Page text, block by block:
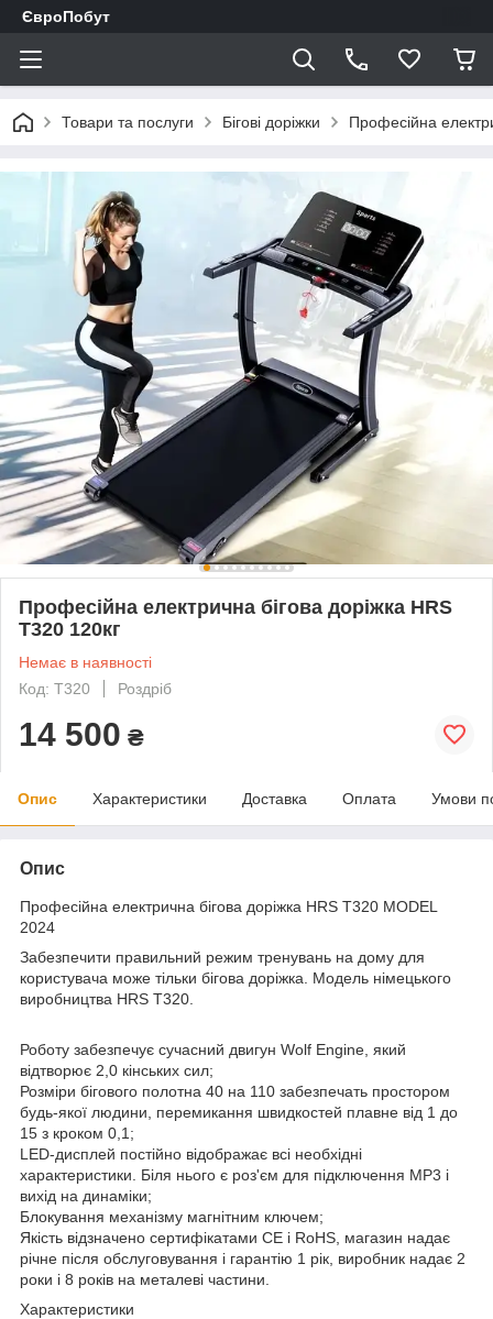
ЄвроПобут
Товари та послуги Бігові доріжки Професійна
Професійна електрична бігова доріжка HRS
T320 120кг
Немає в наявності
Код: T320
Роздріб
14 500 ₴
Опис Характеристики Доставка Оплата Умови
Опис
Професійна електрична бігова доріжка HRS T320 MODEL
2024
Забезпечити правильний режим тренувань на дому для
користувача може тільки бігова доріжка. Модель німецького
виробництва HRS T320.
Роботу забезпечує сучасний двигун Wolf Engine, який
відтворює 2,0 кінських сил;
Розміри бігового полотна 40 на 110 забезпечать простором
будь-якої людини, перемикання швидкостей плавне від 1 до
15 з кроком 0,1;
LED-дисплей постійно відображає всі необхідні
характеристики. Біля нього є роз'єм для підключення MP3 і
вихід на динаміки;
Блокування механізму магнітним ключем;
Якість відзначено сертифікатами CE і RoHS, магазин надає
річне після обслуговування і гарантію 1 рік, виробник надає 2
роки і 8 років на металеві частини.
Характеристики